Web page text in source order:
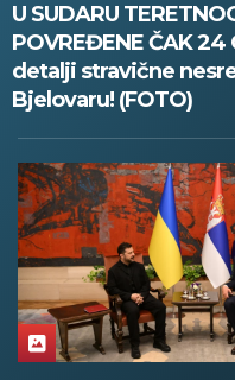
U SUDARU
POVREĐENE ČAK
detalji stravične
Bjelovaru! (FOTO)